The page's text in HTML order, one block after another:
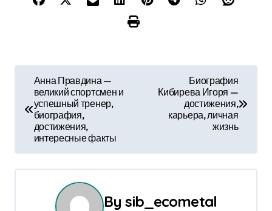
и
г
Анна Правдина —
великий спортсмен и
успешный тренер,
биография,
достижения,
интересные факты
Биография
Кибирева Игоря —
достижения,
карьера, личная
жизнь
Bysib_ecometal